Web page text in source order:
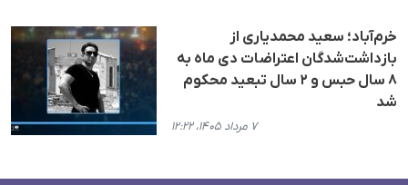
خرم‌آباد؛ سعید محمدیاری از
بازداشت‌شدگان اعتراضات دی ‌ماه به
٨ سال حبس و ٢ سال تبعید محکوم
شد
۷ مرداد ۱۴۰۵، ۱۲:۲۲